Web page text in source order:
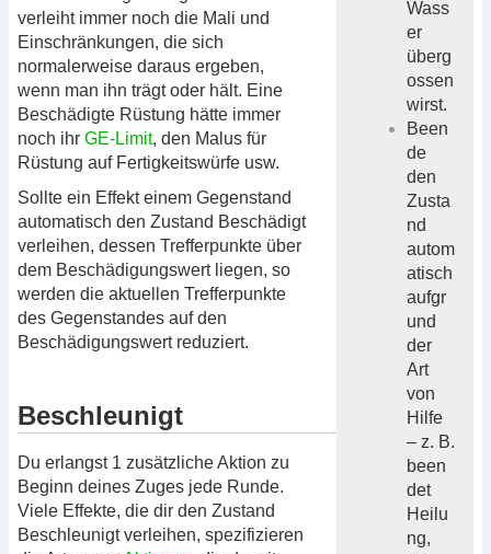
Wass
er
überg
ossen
wirst.
Been
de
den
Zusta
nd
autom
atisch
aufgr
und
der
Art
von
Hilfe
– z. B.
been
det
Heilu
ng,
verleiht immer noch die Mali und
Einschränkungen, die sich
normalerweise daraus ergeben,
wenn man ihn trägt oder hält. Eine
Beschädigte Rüstung hätte immer
noch ihr GE-Limit, den Malus für
Rüstung auf Fertigkeitswürfe usw.
Sollte ein Effekt einem Gegenstand
automatisch den Zustand Beschädigt
verleihen, dessen Trefferpunkte über
dem Beschädigungswert liegen, so
werden die aktuellen Trefferpunkte
des Gegenstandes auf den
Beschädigungswert reduziert.
Beschleunigt
Du erlangst 1 zusätzliche Aktion zu
Beginn deines Zuges jede Runde.
Viele Effekte, die dir den Zustand
Beschleunigt verleihen, spezifizieren